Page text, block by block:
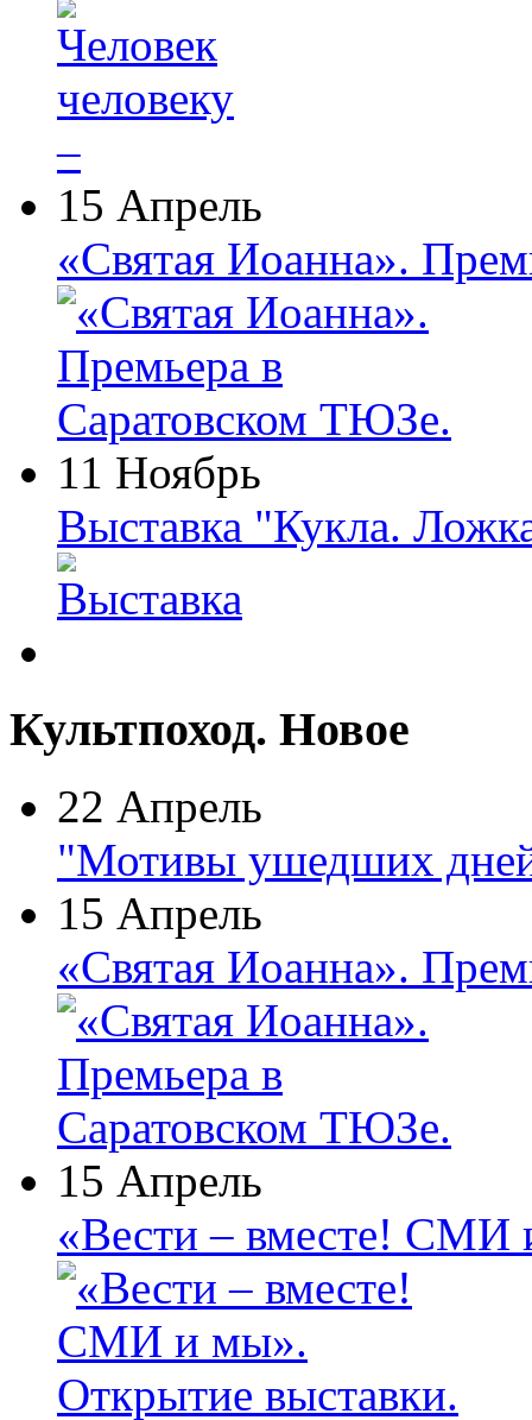
15 Апрель
«Святая Иоанна».
11 Ноябрь
Выставка "Кукла.
Культпоход. Новое
22 Апрель
"Мотивы ушедших
15 Апрель
«Святая Иоанна».
15 Апрель
«Вести – вместе! СМИ